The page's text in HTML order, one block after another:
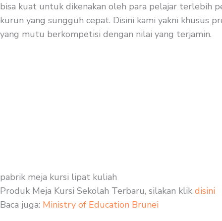
bisa kuat untuk dikenakan oleh para pelajar terlebih
kurun yang sungguh cepat. Disini kami yakni khusus
yang mutu berkompetisi dengan nilai yang terjamin.
pabrik meja kursi lipat kuliah
Produk Meja Kursi Sekolah Terbaru, silakan klik disini
Baca juga: Ministry of Education Brunei